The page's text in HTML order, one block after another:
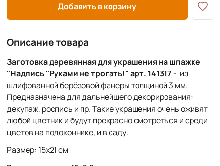
Добавить в корзину
Описание товара
Заготовка деревянная для украшения на шпажке
"Надпись "Руками не трогать!" арт. 141317 - из
шлифованной берёзовой фанеры толщиной 3 мм.
Предназначена для дальнейшего декорирования:
декупаж, роспись и пр. Такие украшения очень оживят
любой цветник и будут прекрасно смотреться и среди
цветов на подоконнике, и в саду.
Размер: 15х21 см